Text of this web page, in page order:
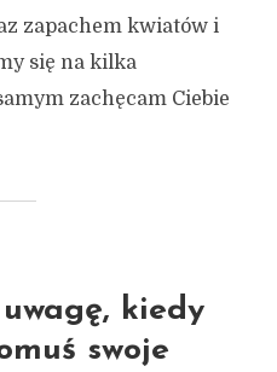
zapachem kwiatów i
się na kilka
zachęcam Ciebie
kiedy
swoje